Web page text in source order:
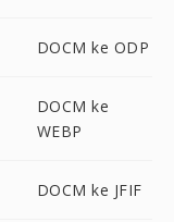
DOCM ke ODP
DOCM ke
WEBP
DOCM ke JFIF